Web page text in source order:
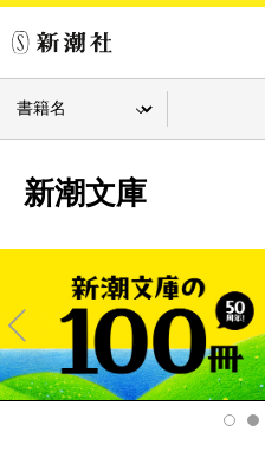
新潮文庫
Pre
v